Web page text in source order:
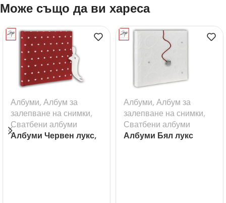
Може също да ви хареса
Албуми, Албум за
залепване на снимки,
Сватбени албуми
Албуми Червен лукс,
Албуми, Албум за
залепване на снимки,
Сватбени албуми
Албуми Бял лукс